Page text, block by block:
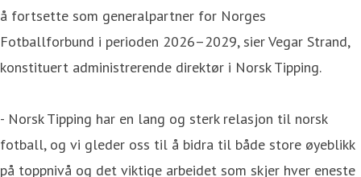
å fortsette som generalpartner for Norges
Fotballforbund i perioden 2026–2029, sier Vegar Strand,
konstituert administrerende direktør i Norsk Tipping.
- Norsk Tipping har en lang og sterk relasjon til norsk
fotball, og vi gleder oss til å bidra til både store øyeblikk
på toppnivå og det viktige arbeidet som skjer hver eneste